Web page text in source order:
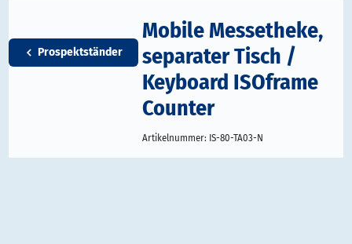
Prospektständer
Mobile Messetheke,
separater Tisch /
Keyboard ISOframe
Counter
Artikelnummer: IS-80-TA03-N